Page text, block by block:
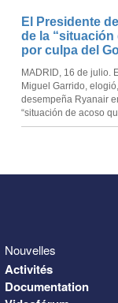
El Presidente
de la
por culpa del
MADRID, 16 de julio.
Miguel Garrido,
desempeña Ryanair
“situación de acoso
Nouvelles
Activités
Documentation